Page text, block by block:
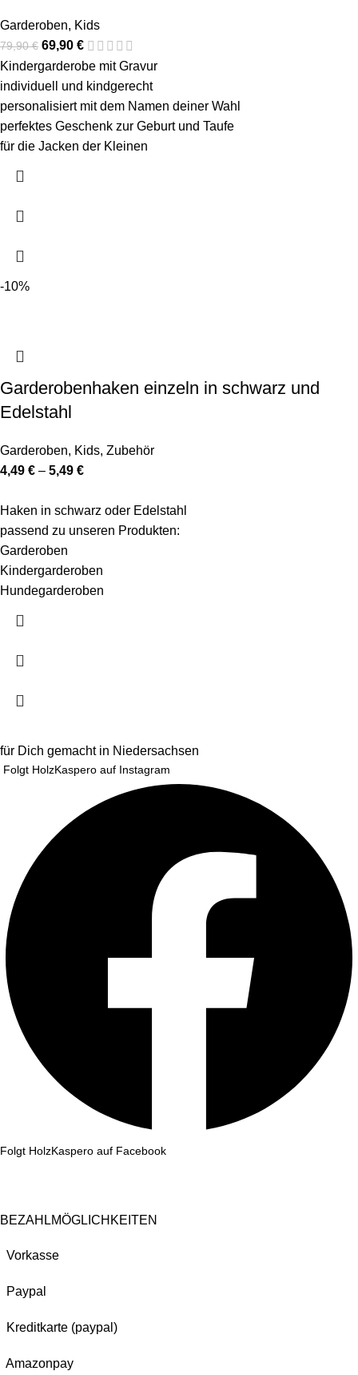
Garderoben, Kids
79,90€ 69,90 €
Kindergarderobe mit Gravur
individuell und kindgerecht
personalisiert mit dem Namen deiner Wahl
perfektes Geschenk zur Geburt und Taufe
für die Jacken der Kleinen
-10%
Garderobenhaken einzeln in schwarz und
Edelstahl
Garderoben, Kids, Zubehör
4,49 € – 5,49 €
Haken in schwarz oder Edelstahl
passend zu unseren Produkten:
Garderoben
Kindergarderoben
Hundegarderoben
für Dich gemacht in Niedersachsen
Folgt HolzKaspero auf Instagram
Folgt HolzKaspero auf Facebook
BEZAHLMÖGLICHKEITEN
Vorkasse
Paypal
Kreditkarte (paypal)
Amazonpay